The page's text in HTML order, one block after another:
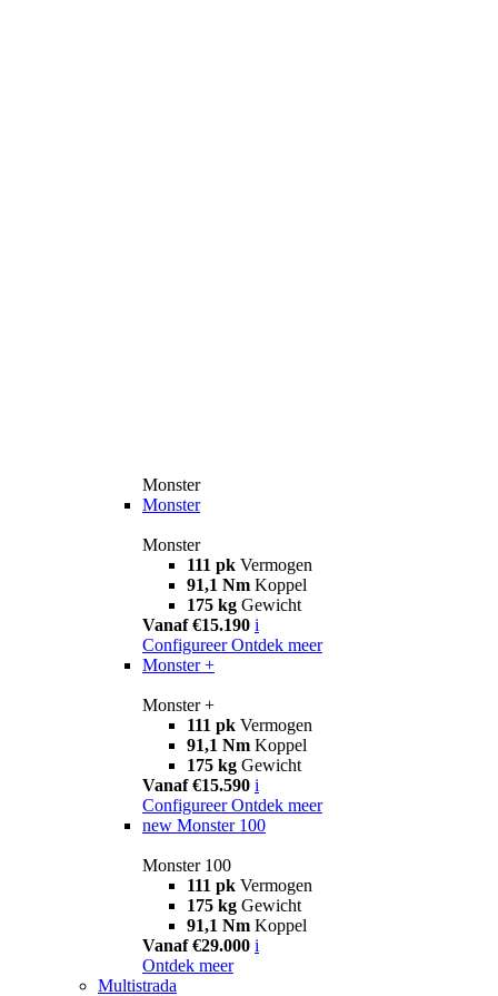
Monster
Monster
Monster
111 pk Vermogen
91,1 Nm Koppel
175 kg Gewicht
Vanaf €15.190 i
Configureer Ontdek meer
Monster +
Monster +
111 pk Vermogen
91,1 Nm Koppel
175 kg Gewicht
Vanaf €15.590 i
Configureer Ontdek meer
new Monster 100
Monster 100
111 pk Vermogen
175 kg Gewicht
91,1 Nm Koppel
Vanaf €29.000 i
Ontdek meer
Multistrada